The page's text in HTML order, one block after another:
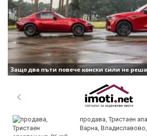
Защо два пъти повече конски сили не
продава, Тристаен
Варна, Владиславово,